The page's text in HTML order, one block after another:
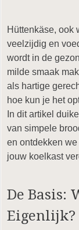
Hüttenkäse, ook
veelzijdig en
wordt in de
milde smaak
als hartige
hoe kun je het
In dit artikel
van simpele
en ontdekken
jouw koelkast
De Basis:
Eigenlijk?